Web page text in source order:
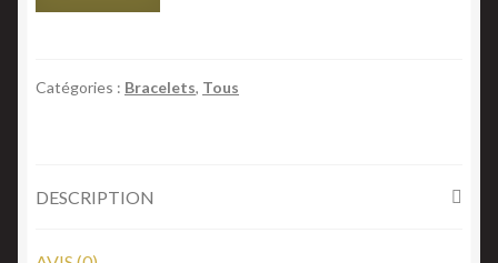
Catégories : Bracelets, Tous
DESCRIPTION